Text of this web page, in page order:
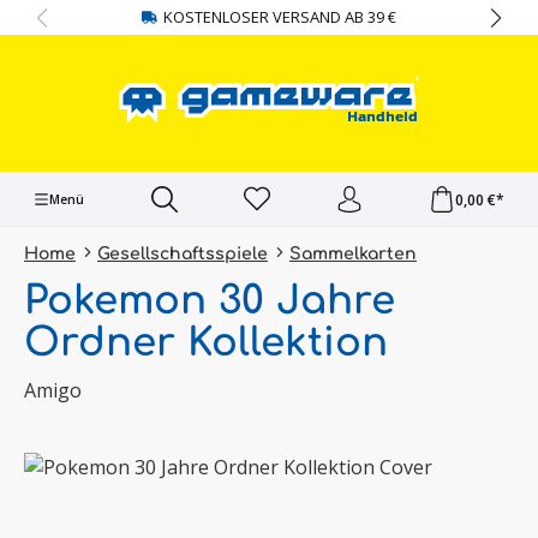
springen KOSTENLOSER VERSAND AB 39 €
Menü 0,00 €*
Home Gesellschaftsspiele Sammelkarten
Pokemon 30 Jahre
Ordner Kollektion
Amigo
Bildergalerie überspringen